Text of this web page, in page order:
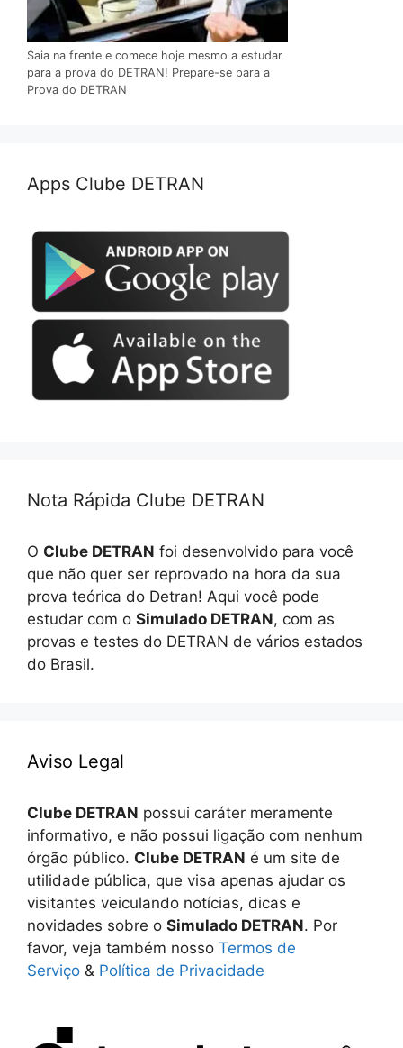
Saia na frente e comece hoje mesmo a estudar
para a prova do DETRAN! Prepare-se para a
Prova do DETRAN
Apps Clube DETRAN
Nota Rápida Clube DETRAN
O Clube DETRAN foi desenvolvido para você
que não quer ser reprovado na hora da sua
prova teórica do Detran! Aqui você pode
estudar com o Simulado DETRAN, com as
provas e testes do DETRAN de vários estados
do Brasil.
Aviso Legal
Clube DETRAN possui caráter meramente
informativo, e não possui ligação com nenhum
órgão público. Clube DETRAN é um site de
utilidade pública, que visa apenas ajudar os
visitantes veiculando notícias, dicas e
novidades sobre o Simulado DETRAN. Por
favor, veja também nosso Termos de
Serviço & Política de Privacidade